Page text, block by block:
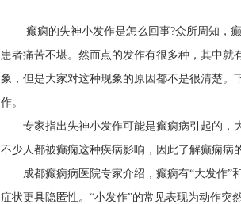
癫痫的失神小发作是怎么回事?众所周知，
患者痛苦不堪。然而点的发作有很多种，其中
象，但是大家对这种现象的原因都不是很清楚
作。
专家指出失神小发作可能是癫痫病引起的，
不少人都被癫痫这种疾病影响，因此了解癫痫病
成都癫痫病医院专家介绍，癫痫有“大发作”
症状更具隐匿性。“小发作”的常见表现为动作突